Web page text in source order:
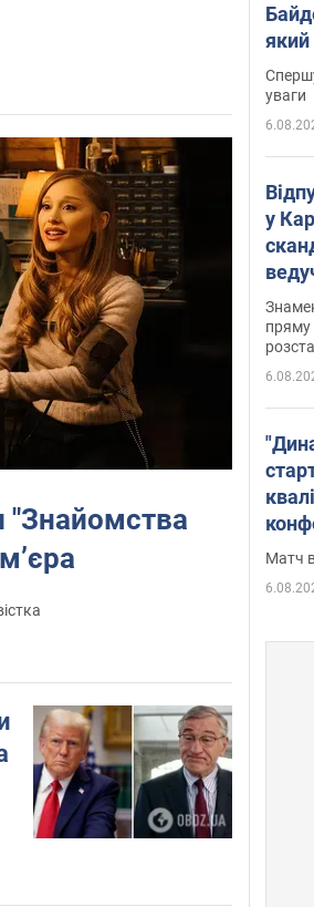
"Знайомства
який
уваги
у
пряму
Матч